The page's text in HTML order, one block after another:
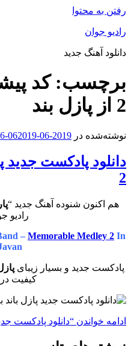
رفتن به محتوا
رادیو جوان
دانلود آهنگ جدید
برچسب:کد
2 از پازل بند
نوشته‌شده در 2019-06-06
2019-06-06
دانلود پادکست جدید
2
هم اکنون شنوده آهنگ جدید “
رادیو
– Memorable Medley 2 In
پادکست جدید و بسیار زیبای
کیفیت در
ادامه خواندن “دانلود پادکست